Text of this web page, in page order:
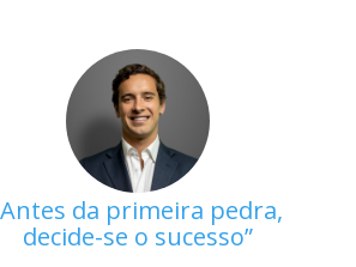
Antes da primeira pedra,
decide-se o sucesso